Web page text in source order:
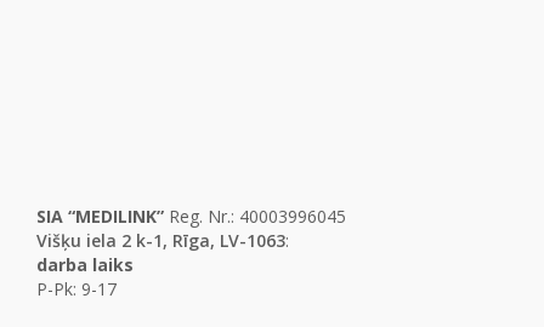
SIA “MEDILINK” Reg. Nr.: 40003996045
Višķu iela 2 k-1, Rīga, LV-1063:
darba laiks
P-Pk: 9-17